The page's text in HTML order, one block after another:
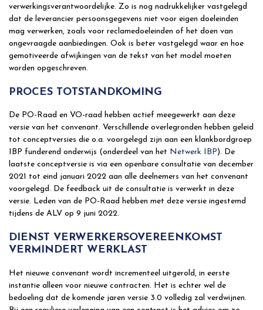
verwerkingsverantwoordelijke. Zo is nog nadrukkelijker vastgelegd
dat de leverancier persoonsgegevens niet voor eigen doeleinden
mag verwerken, zoals voor reclamedoeleinden of het doen van
ongevraagde aanbiedingen. Ook is beter vastgelegd waar en hoe
gemotiveerde afwijkingen van de tekst van het model moeten
worden opgeschreven.
PROCES TOTSTANDKOMING
De PO-Raad en VO-raad hebben actief meegewerkt aan deze
versie van het convenant. Verschillende overlegronden hebben geleid
tot conceptversies die o.a. voorgelegd zijn aan een klankbordgroep
IBP funderend onderwijs (onderdeel van het Netwerk IBP). De
laatste conceptversie is via een openbare consultatie van december
2021 tot eind januari 2022 aan alle deelnemers van het convenant
voorgelegd. De feedback uit de consultatie is verwerkt in deze
versie. Leden van de PO-Raad hebben met deze versie ingestemd
tijdens de ALV op 9 juni 2022.
DIENST VERWERKERSOVEREENKOMST
VERMINDERT WERKLAST
Het nieuwe convenant wordt incrementeel uitgerold, in eerste
instantie alleen voor nieuwe contracten. Het is echter wel de
bedoeling dat de komende jaren versie 3.0 volledig zal verdwijnen.